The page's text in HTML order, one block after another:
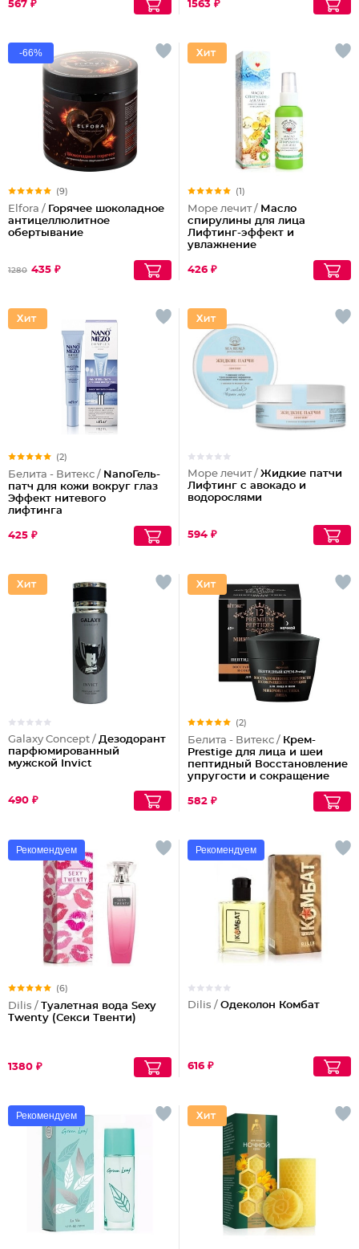
567 ₽ 1563 ₽
-66%
(9)
Elfora / Горячее шоколадное
антицеллюлитное
обертывание
1280 435 ₽
(1)
Море лечит / Масло
спирулины для лица
Лифтинг-эффект и
увлажнение
426 ₽
(2)
Белита - Витекс / NanoГель-
патч для кожи вокруг глаз
Эффект нитевого
лифтинга
425 ₽
Море лечит / Жидкие патчи
Лифтинг с авокадо и
водорослями
594 ₽
Galaxy Concept / Дезодорант
парфюмированный
мужской Invict
490 ₽
(2)
Белита - Витекс / Крем-
Prestige для лица и шеи
пептидный Восстановление
упругости и сокращение
582 ₽
Рекомендуем
(6)
Dilis / Туалетная вода Sexy
Twenty (Секси Твенти)
1380 ₽
Рекомендуем
Dilis / Одеколон Комбат
616 ₽
Рекомендуем